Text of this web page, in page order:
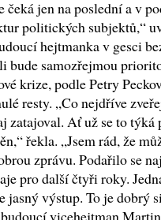
jen na poslední a v
politických subjektů,“
hejtmanka v gesci
bude samozřejmou
krize, podle Petry
resty. „Co nejdříve
zatajoval. Ať už se to
řekla. „Jsem rád, že
zprávu. Podařilo se
pro další čtyři roky.
jasný výstup. To je dobrý
vicehejtman